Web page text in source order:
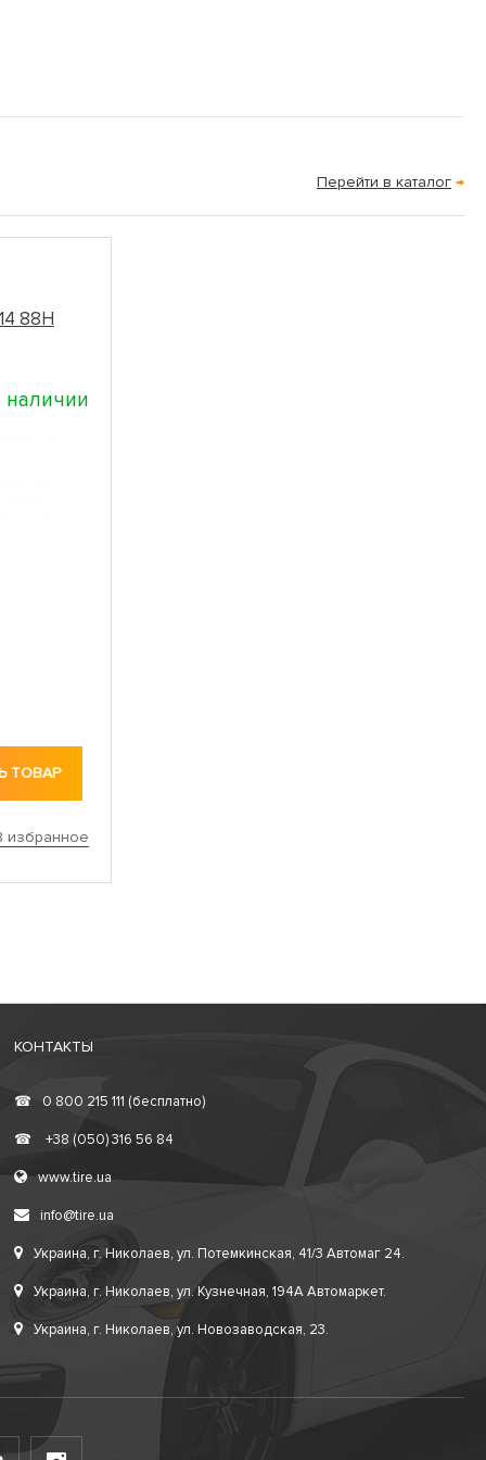
Перейти в каталог →
88H
наличии
ТОВАР
избранное
КОНТАКТЫ
☎ 0 800 215 111 (бесплатно)
☎ +38 (050) 316 56 84
www.tire.ua
info@tire.ua
Украина, г. Николаев, ул. Потемкинская, 41/3 Автомаг 24.
Украина, г. Николаев, ул. Кузнечная, 194А Автомаркет.
Украина, г. Николаев, ул. Новозаводская, 23.